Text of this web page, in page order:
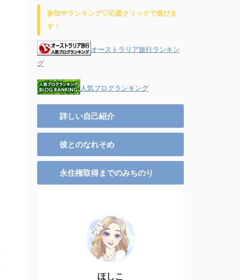
参加中ランキング♡応援クリックで喜びま
す！
オーストラリア旅行ランキン
グ
人気ブログランキング
詳しい自己紹介
彼とのなれそめ
永住権取得までのみちのり
ほしこ